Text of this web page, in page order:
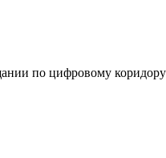
по цифровому